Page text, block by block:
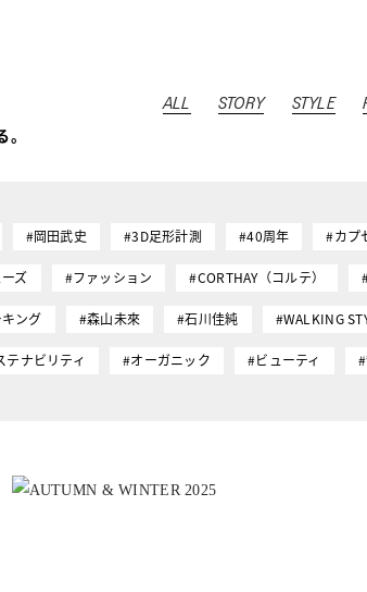
ALL STORY STYLE
#岡田武史 #3D足形計測 #40周年 #カプ
ズ #ファッション #CORTHAY（コルテ）
ング #森山未來 #石川佳純 #WALKING
テナビリティ #オーガニック #ビューティ